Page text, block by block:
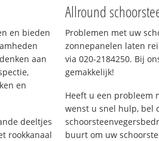
en bieden
aan
en
deeltjes
rookkanaal
Allround
Problemen met uw
zonnepanelen laten
via 020-2184250. Bij
gemakkelijk!
Heeft u een probleem
wenst u snel hulp, bel
buurt om uw